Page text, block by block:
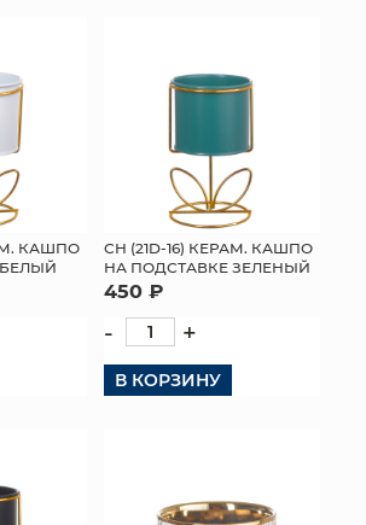
КАШПО
СН (21D-16) КЕРАМ. КАШПО
НА ПОДСТАВКЕ ЗЕЛЕНЫЙ
450 ₽
- +
В КОРЗИНУ